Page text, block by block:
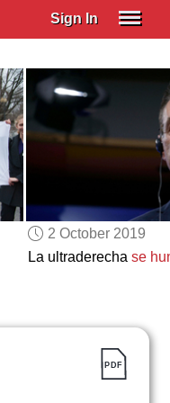
Sign In
2 October 2019
La ultraderecha se